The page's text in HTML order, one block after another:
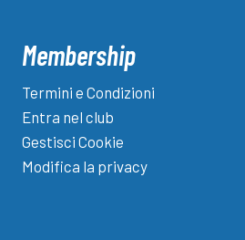
Membership
Termini e Condizioni
Entra nel club
Gestisci Cookie
Modifica la privacy